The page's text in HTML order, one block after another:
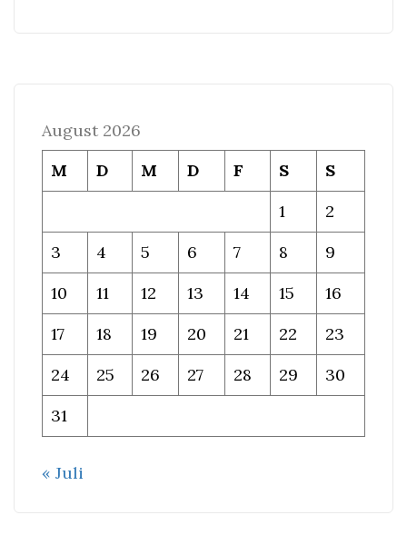
August 2026
M
D M D F S
S
1
2
3
4 5 6 7 8
9
10
11 12 13 14 15
16
17
18 19 20 21 22
23
24
25 26 27 28 29
30
31
« Juli